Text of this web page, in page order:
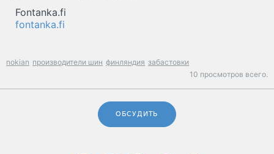
Fontanka.fi
fontanka.fi
nokian производители шин финляндия забастовки
10 просмотров всего.
ОБСУДИТЬ